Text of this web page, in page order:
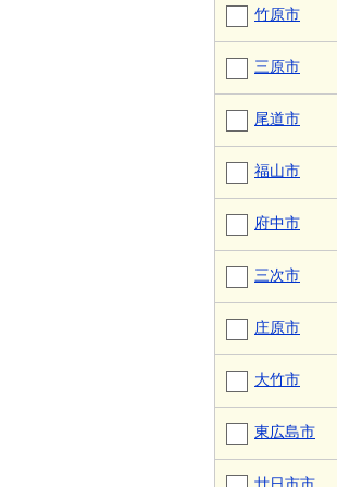
竹原市
三原市
尾道市
福山市
府中市
三次市
庄原市
大竹市
東広島市